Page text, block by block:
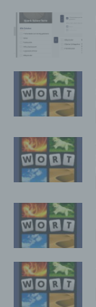
Daten
die